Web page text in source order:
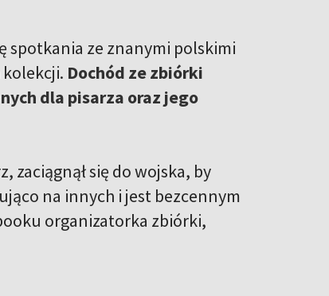
spotkania ze znanymi polskimi
Dochód ze zbiórki
dla pisarza oraz jego
zaciągnął się do wojska, by
na innych i jest bezcennym
organizatorka zbiórki,